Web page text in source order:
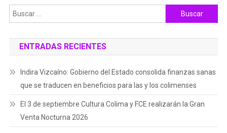
Buscar:
ENTRADAS RECIENTES
Indira Vizcaíno: Gobierno del Estado consolida finanzas sanas
que se traducen en beneficios para las y los colimenses
El 3 de septiembre Cultura Colima y FCE realizarán la Gran
Venta Nocturna 2026